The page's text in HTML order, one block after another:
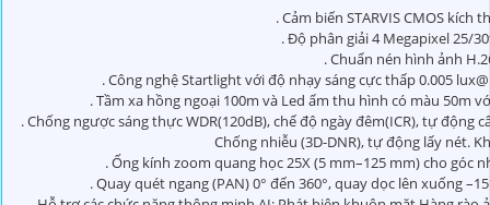
. Cảm biến STARVIS CMOS kích
. Độ phân giải 4 Megapixel 25/
. Chuẩn nén hình ảnh
. Công nghệ Startlight với độ nhạy sáng cực thấp 0.005
. Tầm xa hồng ngoại 100m và Led ấm thu hình có màu 50m
. Chống ngược sáng thực WDR(120dB), chế độ ngày đêm(ICR), tự động
Chống nhiễu (3D-DNR), tự động lấy nét.
. Ống kính zoom quang học 25X (5 mm–125 mm) cho góc
. Quay quét ngang (PAN) 0° đến 360°, quay dọc lên xuống